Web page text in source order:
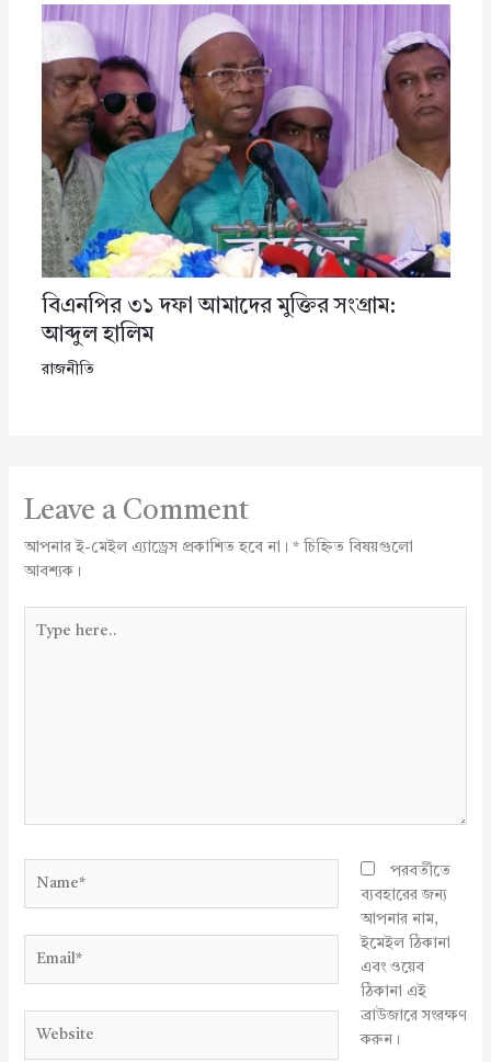
বিএনপির ৩১ দফা আমাদের মুক্তির সংগ্রাম:
আব্দুল হালিম
রাজনীতি
Leave a Comment
আপনার ই-মেইল এ্যাড্রেস প্রকাশিত হবে না। *চিহ্নিত বিষয়গুলো
আবশ্যক।
here..
পরবর্তীতে
ব্যবহারের জন্য
আপনার নাম,
ইমেইল ঠিকানা
এবং ওয়েব
ঠিকানা এই
ব্রাউজারে সংরক্ষণ
করুন।